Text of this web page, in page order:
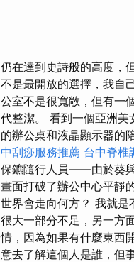
仍在達到史詩般的高度，
不是最開放的選擇，我自
公室不是很寬敞，但有一
代整潔。 看到一個亞洲美
的辦公桌和液晶顯示器的
中刮痧服務推薦 台中脊椎
保鑣隨行人員——由於葵
畫面打破了辦公中心平靜
世界會走向何方？ 我就是
很大一部分不足，另一方
情，因為如果有什麼東西
意去了解這個人是誰，但